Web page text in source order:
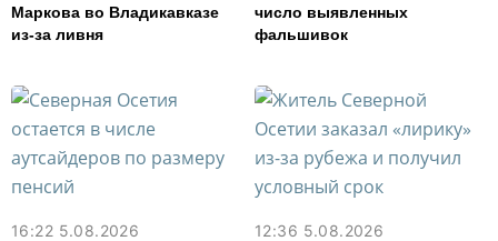
Маркова во Владикавказе
из-за ливня
число выявленных
фальшивок
16:22 5.08.2026 12:36 5.08.2026